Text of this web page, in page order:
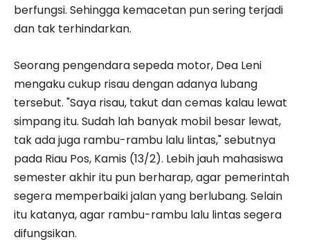
berfungsi. Sehingga kemacetan pun sering terjadi
dan tak terhindarkan.
Seorang pengendara sepeda motor, Dea Leni
mengaku cukup risau dengan adanya lubang
tersebut. "Saya risau, takut dan cemas kalau lewat
simpang itu. Sudah lah banyak mobil besar lewat,
tak ada juga rambu-rambu lalu lintas," sebutnya
pada Riau Pos, Kamis (13/2). Lebih jauh mahasiswa
semester akhir itu pun berharap, agar pemerintah
segera memperbaiki jalan yang berlubang. Selain
itu katanya, agar rambu-rambu lalu lintas segera
difungsikan.